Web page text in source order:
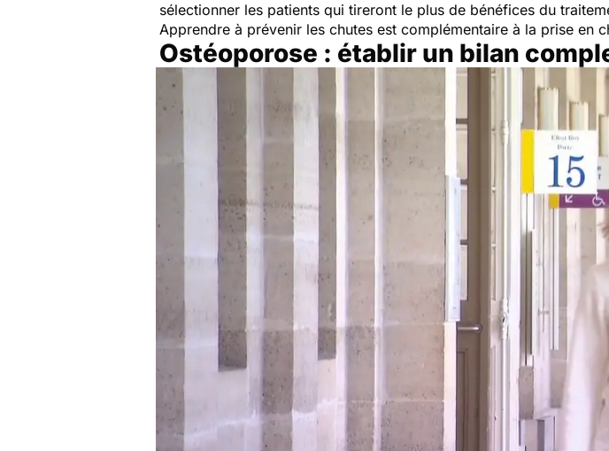
sélectionner les patients qui tireront le plus de bénéfices du
Apprendre à prévenir les chutes est complémentaire à la prise en
Ostéoporose : établir un bilan